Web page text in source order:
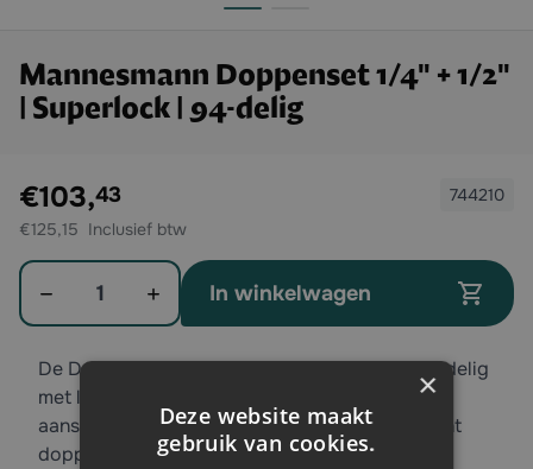
Mannesmann Doppenset 1/4" + 1/2"
| Superlock | 94-delig
Exclusief btw:
€103,43
€125,15
744210
Aantal
In winkelwagen
De Doppenset van Brüder Mannesmann is 94-delig
met lange en korte doppen met 1/4" en 1/2"
aansluiting. Daarnaast bevat de set ook zeskant
doppen, sleuf, Pozidrive, Philips, torx en inbus
×
Deze website maakt
gebruik van cookies.